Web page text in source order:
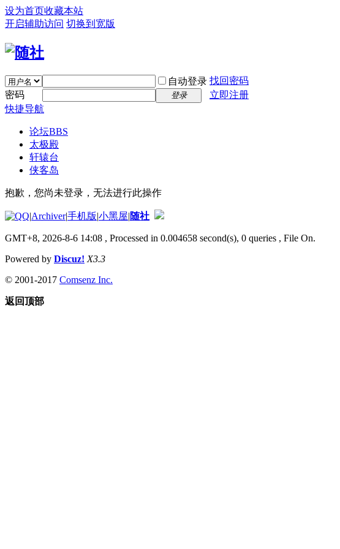
设为首页收藏本站
开启辅助访问 切换到宽版
自动登录 找回密码
密码
登录
立即注册
快捷导航
论坛BBS
太极殿
轩辕台
侠客岛
抱歉，您尚未登录，无法进行此操作
|Archiver|手机版|小黑屋|随社
GMT+8, 2026-8-6 14:08 , Processed in 0.004658 second(s), 0 queries , File On.
Powered by Discuz! X3.3
© 2001-2017 Comsenz Inc.
返回顶部